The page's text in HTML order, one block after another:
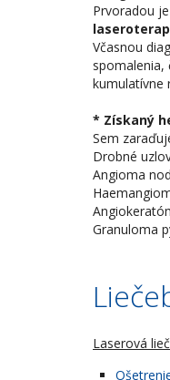
Prvoradou
Včasnou
spomalenia,
kumulatívne
* Získaný
Sem
Drobné
Angioma
Granuloma
Laserová